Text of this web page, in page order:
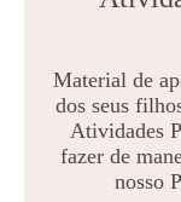
Material de
dos seus
Atividades
fazer de
nosso